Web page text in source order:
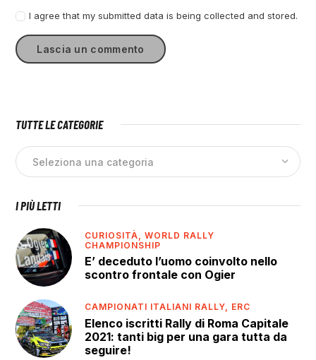
I agree that my submitted data is being collected and stored.
TUTTE LE CATEGORIE
I PIÙ LETTI
CURIOSITÀ,WORLD RALLY
CHAMPIONSHIP
E’ deceduto l’uomo coinvolto nello
scontro frontale con Ogier
CAMPIONATI ITALIANI RALLY, ERC
Elenco iscritti Rally di Roma Capitale
2021: tanti big per una gara tutta da
seguire!